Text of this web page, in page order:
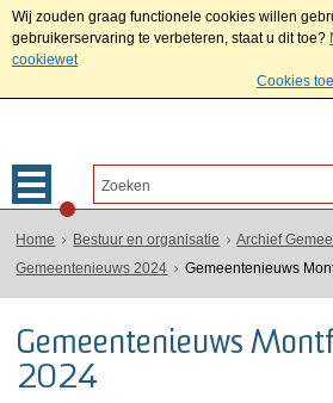
Wij zouden graag functionele cookies willen
gebruikerservaring te verbeteren, staat u dit toe?
cookiewet
Cookies
Home Bestuur en organisatie Archief
Gemeentenieuws 2024
Gemeentenieuws
Gemeentenieuws
2024